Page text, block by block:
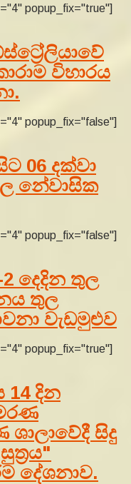
popup_fix="true"]
විහාරය
popup_fix="false"]
06 දක්වා
නේවාසික
popup_fix="false"]
2 දෙදින තුල
තුල
වැඩමුළුව
popup_fix="true"]
14 දින
සිදු
දේශනාව.